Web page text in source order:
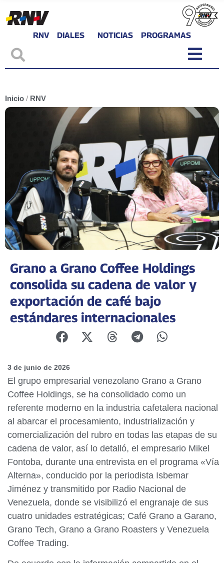
RNV DIALES NOTICIAS PROGRAMAS
Inicio / RNV
Grano a Grano Coffee Holdings
consolida su cadena de valor y
exportación de café bajo
estándares internacionales
3 de junio de 2026
El grupo empresarial venezolano Grano a Grano
Coffee Holdings, se ha consolidado como un
referente moderno en la industria cafetalera nacional
al abarcar el procesamiento, industrialización y
comercialización del rubro en todas las etapas de su
cadena de valor, así lo detalló, el empresario Mikel
Fontoba, durante una entrevista en el programa «Vía
Alterna», conducido por la periodista Isbemar
Jiménez y transmitido por Radio Nacional de
Venezuela, donde se visibilizó el engranaje de sus
cuatro unidades estratégicas; Café Grano a Garano,
Grano Tech, Grano a Grano Roasters y Venezuela
Coffee Trading.